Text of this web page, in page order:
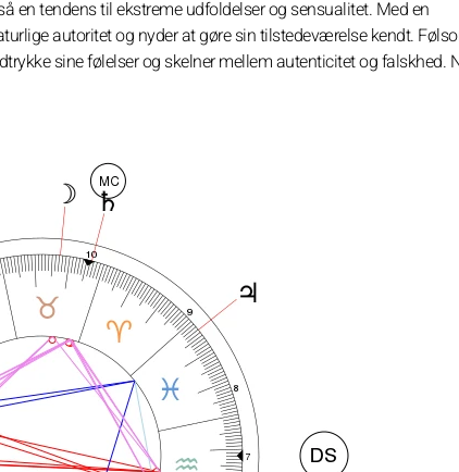
en tendens til ekstreme udfoldelser og sensualitet. Med en
autoritet og nyder at gøre sin tilstedeværelse kendt.
sine følelser og skelner mellem autenticitet og falskhed.